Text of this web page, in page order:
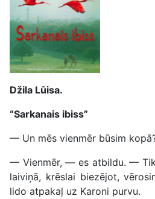
Džila Lūisa.
“Sarkanais ibiss”
— Un mēs vienmēr būsim
— Vienmēr, — es atbildu. —
laiviņā, krēslai biezējot,
lido atpakaļ uz Karoni purvu.